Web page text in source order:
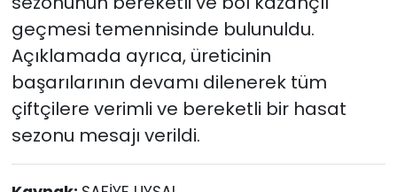
geçmesi temennisinde bulunuldu.
Açıklamada ayrıca, üreticinin
başarılarının devamı dilenerek tüm
çiftçilere verimli ve bereketli bir hasat
sezonu mesajı verildi.